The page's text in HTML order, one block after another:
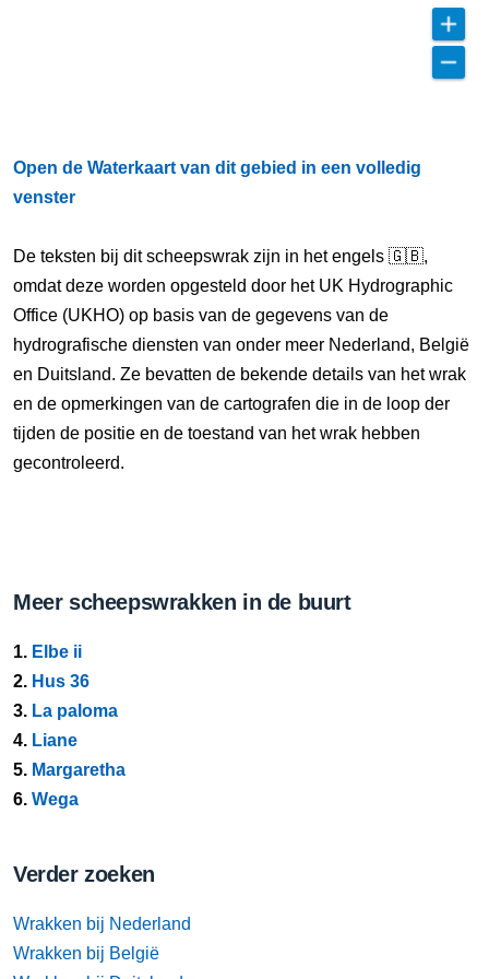
Open de Waterkaart van dit gebied in een volledig
venster
De teksten bij dit scheepswrak zijn in het engels 🇬🇧,
omdat deze worden opgesteld door het UK Hydrographic
Office (UKHO) op basis van de gegevens van de
hydrografische diensten van onder meer Nederland, België
en Duitsland. Ze bevatten de bekende details van het wrak
en de opmerkingen van de cartografen die in de loop der
tijden de positie en de toestand van het wrak hebben
gecontroleerd.
Meer scheepswrakken in de buurt
1. Elbe ii
2. Hus 36
3. La paloma
4. Liane
5. Margaretha
6. Wega
Verder zoeken
Wrakken bij Nederland
Wrakken bij België